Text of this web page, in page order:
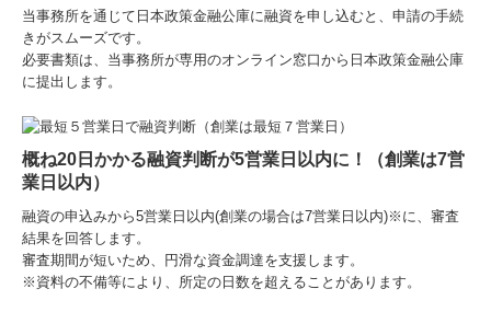
当事務所を通じて 日本政策金融公庫に融資を申し込むと、申請の手続
きがスムーズです。
必要書類は、当事務所が専用のオンライン窓口から日本政策金融公庫
に提出します。
概ね20日かかる融資判断が5営業日以内に！（創業は7営
業日以内）
融資の申込みから5営業日以内(創業の場合は7営業日以内)※に、審査
結果を回答します。
審査期間が短いため、円滑な資金調達を支援します。
※資料の不備等により、所定の日数を超えることがあります。